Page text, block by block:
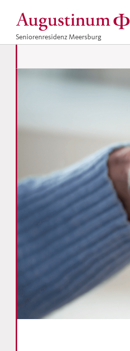
Seniorenresidenz Meersburg